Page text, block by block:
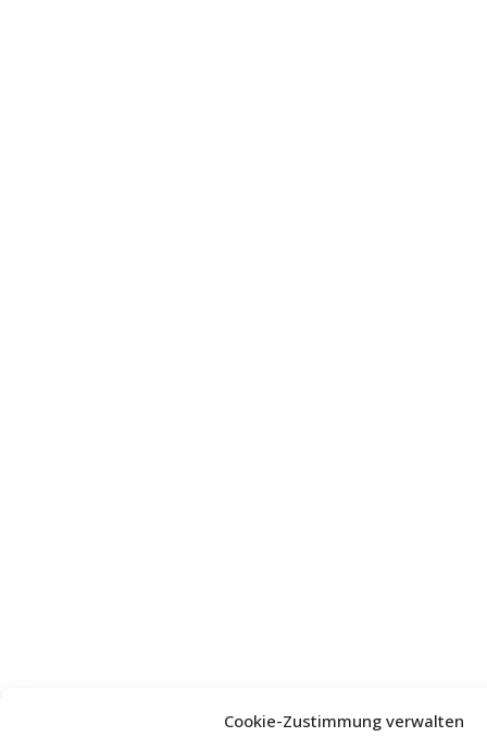
Cookie-Zustimmung verwalten